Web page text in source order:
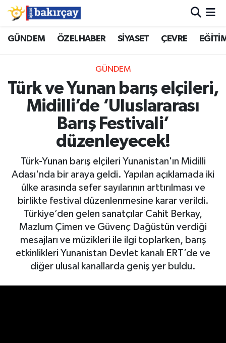
GÜNDEM ÖZELHABER SİYASET ÇEVRE
GÜNDEM
Türk ve Yunan barış elçileri,
Midilli’de ‘Uluslararası
Barış Festivali’
düzenleyecek!
Türk-Yunan barış elçileri Yunanistan'ın Midilli
Adası'nda bir araya geldi. Yapılan açıklamada iki
ülke arasında sefer sayılarının arttırılması ve
birlikte festival düzenlenmesine karar verildi.
Türkiye’den gelen sanatçılar Cahit Berkay,
Mazlum Çimen ve Güvenç Dağüstün verdiği
mesajları ve müzikleri ile ilgi toplarken, barış
etkinlikleri Yunanistan Devlet kanalı ERT’de ve
diğer ulusal kanallarda geniş yer buldu.
İzmir Nöbetçi Eczaneler
İzmir Hava Durumu
İzmir Namaz Vakitleri
İzmir Trafik Yoğunluk Haritası
Süper Lig Puan Durumu ve Fikstür
Tüm Manşetler
Son Dakika Haberleri
Haber Arşivi